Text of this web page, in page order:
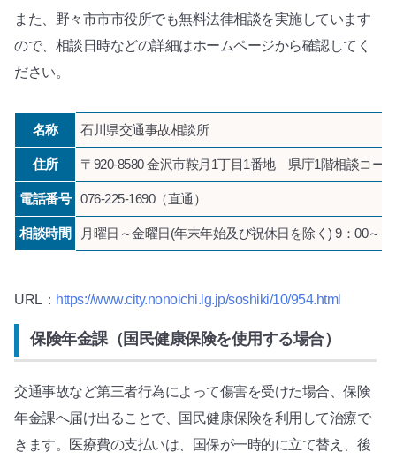
また、野々市市市役所でも無料法律相談を実施しています
ので、相談日時などの詳細はホームページから確認してく
ださい。
名称 石川県交通事故相談所
住所 〒920-8580 金沢市鞍月1丁目1番地 県庁1階相談コー
電話番号 076-225-1690（直通）
相談時間 月曜日～金曜日(年末年始及び祝休日を除く) 9：00～
URL： https://www.city.nonoichi.lg.jp/soshiki/10/954.html
保険年金課（国民健康保険を使用する場合）
交通事故など第三者行為によって傷害を受けた場合、保険
年金課へ届け出ることで、国民健康保険を利用して治療で
きます。医療費の支払いは、国保が一時的に立て替え、後